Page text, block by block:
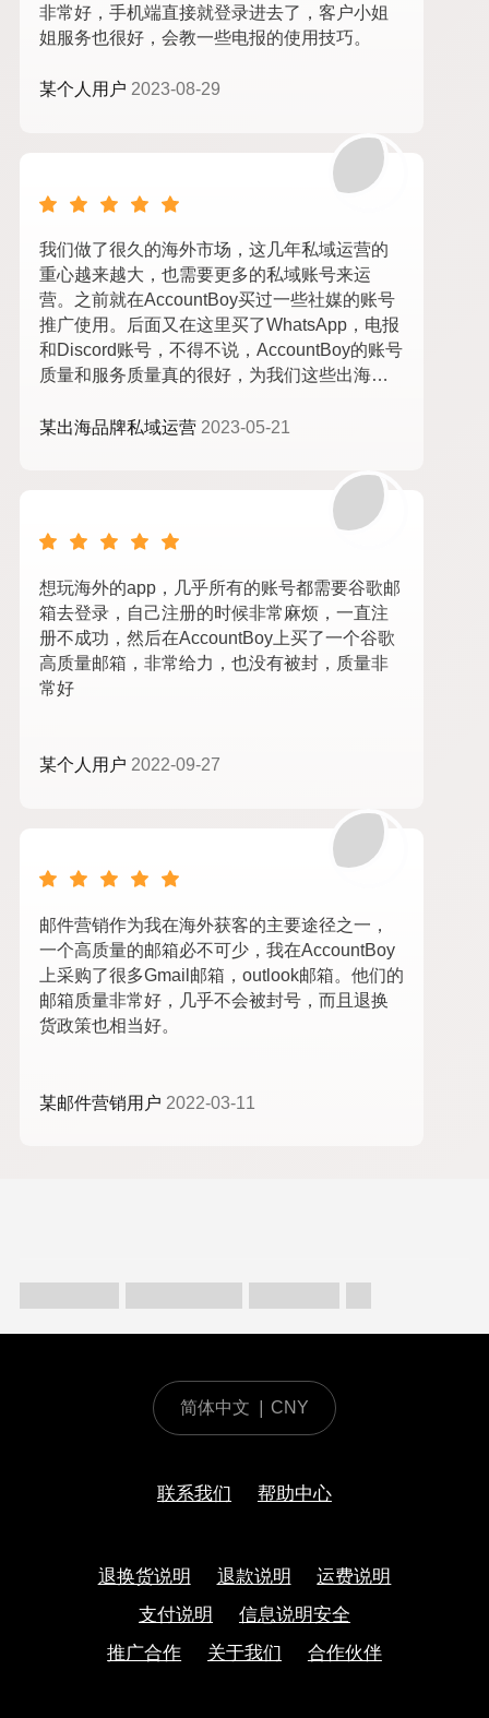
非常好，手机端直接就登录进去了，客户小姐
姐服务也很好，会教一些电报的使用技巧。
某个人用户 2023-08-29
我们做了很久的海外市场，这几年私域运营的
重心越来越大，也需要更多的私域账号来运
营。之前就在AccountBoy买过一些社媒的账号
推广使用。后面又在这里买了WhatsApp，电报
和Discord账号，不得不说，AccountBoy的账号
质量和服务质量真的很好，为我们这些出海人
某出海品牌私域运营 2023-05-21
想玩海外的app，几乎所有的账号都需要谷歌邮
箱去登录，自己注册的时候非常麻烦，一直注
册不成功，然后在AccountBoy上买了一个谷歌
高质量邮箱，非常给力，也没有被封，质量非
常好
某个人用户 2022-09-27
邮件营销作为我在海外获客的主要途径之一，
一个高质量的邮箱必不可少，我在AccountBoy
上采购了很多Gmail邮箱，outlook邮箱。他们的
邮箱质量非常好，几乎不会被封号，而且退换
货政策也相当好。
某邮件营销用户 2022-03-11
简体中文 CNY
联系我们 帮助中心
退换货说明 退款说明
运费说明
支付说明
信息说明安全
推广合作
关于我们 合作伙伴